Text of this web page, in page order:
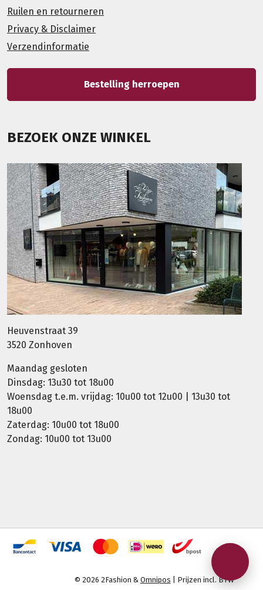
Ruilen en retourneren
Privacy & Disclaimer
Verzendinformatie
Bestelling herroepen
BEZOEK ONZE WINKEL
Heuvenstraat 39
3520 Zonhoven
Maandag gesloten
Dinsdag: 13u30 tot 18u00
Woensdag t.e.m. vrijdag: 10u00 tot 12u00 | 13u30 tot
18u00
Zaterdag: 10u00 tot 18u00
Zondag: 10u00 tot 13u00
© 2026 2Fashion & Omnipos | Prijzen incl. BTW